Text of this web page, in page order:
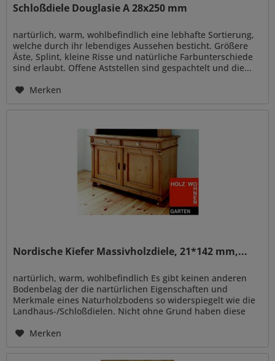
Schloßdiele Douglasie A 28x250 mm
nartürlich, warm, wohlbefindlich eine lebhafte Sortierung,
welche durch ihr lebendiges Aussehen besticht. Größere
Äste, Splint, kleine Risse und natürliche Farbunterschiede
sind erlaubt. Offene Aststellen sind gespachtelt und die...
Merken
Nordische Kiefer Massivholzdiele, 21*142 mm,...
nartürlich, warm, wohlbefindlich Es gibt keinen anderen
Bodenbelag der die nartürlichen Eigenschaften und
Merkmale eines Naturholzbodens so widerspiegelt wie die
Landhaus-/Schloßdielen. Nicht ohne Grund haben diese
Merken